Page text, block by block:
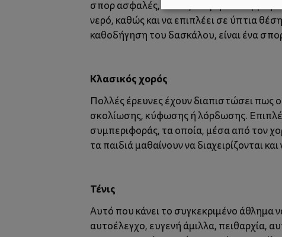
σπορ ασφαλές, καθώς ακόμη κι ένα
νερό, καθώς και να επιπλέει σε ύπτια
καθοδήγηση του δασκάλου, είναι ένα
Κλασικός χορός
Πολλές έρευνες έχουν διαπιστώσει πως
σκολίωσης, κύφωσης ή λόρδωσης.
συμπεριφοράς, τα οποία, μέσα από τον
τα παιδιά μαθαίνουν να διαχειρίζονται
Τένις
Αυτό που κάνει το συγκεκριμένο άθλημα
αυτοέλεγχο, ευγενή άμιλλα, πειθαρχία,